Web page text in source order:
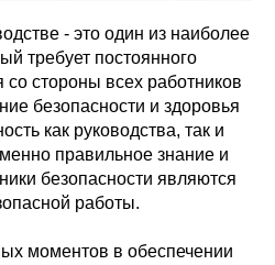
- это один из наиболее
требует постоянного
стороны всех работников
безопасности и здоровья
как руководства, так и
правильное знание и
безопасности являются
работы.
моментов в обеспечении